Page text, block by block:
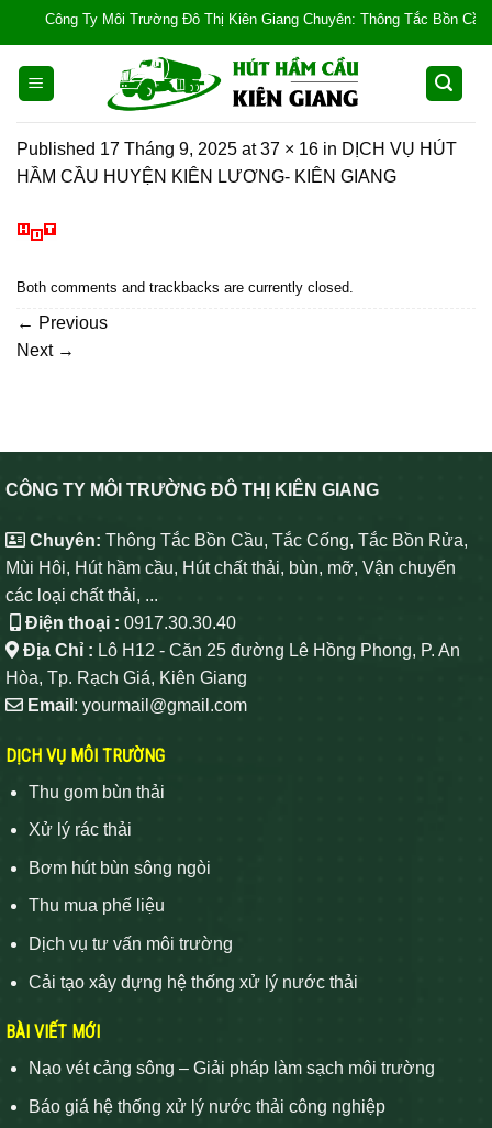
content
Công Ty Môi Trường Đô Thị Kiên Giang Chuyên: Thông Tắc Bồn
Published 17 Tháng 9, 2025 at37 × 16 in DỊCH VỤ HÚT
HẦM CẦU HUYỆN KIÊN LƯƠNG- KIÊN GIANG
Both comments and trackbacks are currently closed.
← Previous
Next →
CÔNG TY MÔI TRƯỜNG ĐÔ THỊ KIÊN GIANG
Chuyên: Thông Tắc Bồn Cầu, Tắc Cống, Tắc Bồn Rửa,
Mùi Hôi, Hút hầm cầu, Hút chất thải, bùn, mỡ, Vận chuyển
các loại chất thải, ...
Điện thoại : 0917.30.30.40
Địa Chỉ : Lô H12 - Căn 25 đường Lê Hồng Phong, P. An
Hòa, Tp. Rạch Giá, Kiên Giang
Email : yourmail@gmail.com
DỊCH VỤ MÔI TRƯỜNG
Thu gom bùn thải
Xử lý rác thải
Bơm hút bùn sông ngòi
Thu mua phế liệu
Dịch vụ tư vấn môi trường
Cải tạo xây dựng hệ thống xử lý nước thải
BÀI VIẾT MỚI
Nạo vét cảng sông – Giải pháp làm sạch môi trường
Báo giá hệ thống xử lý nước thải công nghiệp